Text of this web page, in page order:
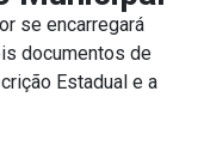
se encarregará
documentos de
Estadual e a